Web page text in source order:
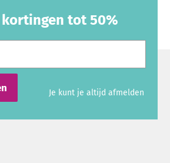
tot 50%
Je kunt je altijd afmelden